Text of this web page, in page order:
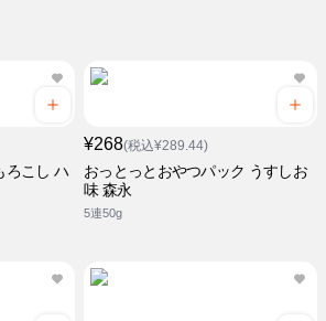
ろこし ハ
¥268(税込¥289.44)
おっとっとおやつパック うすしお
味 森永
5連50g